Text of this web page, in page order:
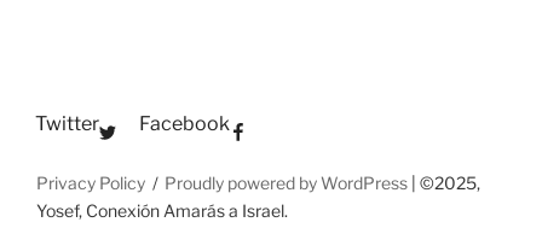
Twitter Facebook
Privacy Policy Proudly powered by WordPress